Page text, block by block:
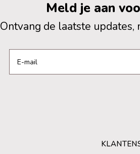
Meld je aan
Ontvang de laatste updates,